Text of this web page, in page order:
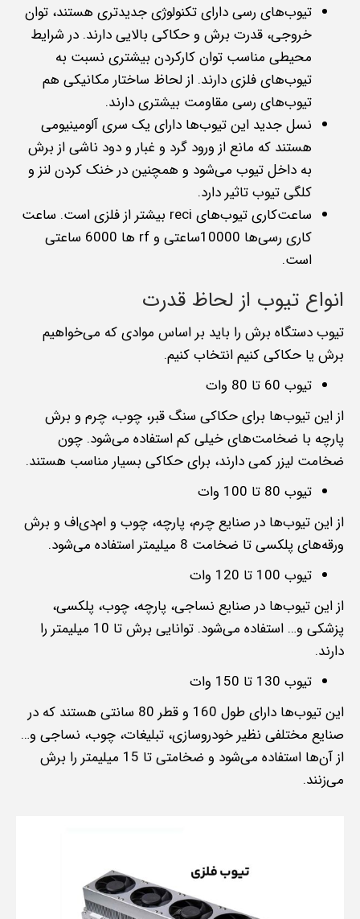
تیوب‌های رسی دارای تکنولوژی جدیدتری هستند، توان
خروجی، قدرت برش و حکاکی بالایی دارند. در شرایط
محیطی مناسب توان کارکردن بیشتری نسبت به
تیوب‌های فلزی دارند. از لحاظ ساختار مکانیکی هم
تیوب‌های رسی مقاومت بیشتری دارند.
نسل جدید این تیوب‌ها دارای یک سری آلومینیومی
هستند که مانع از ورود گرد و غبار و دود ناشی از برش
به داخل تیوب می‌شود و همچنین در خنک کردن لنز و
کلگی تیوب تاثیر دارد.
ساعت‌کاری تیوب‌های reci بیشتر از فلزی است. ساعت
کاری رسی‌ها 10000ساعتی و rf ها 6000 ساعتی
است.
انواع تیوب از لحاظ قدرت
تیوب دستگاه برش را باید بر اساس موادی که می‌خواهیم
برش یا حکاکی کنیم انتخاب کنیم.
تیوب 60 تا 80 وات
از این تیوب‌ها برای حکاکی سنگ قبر، چوب، چرم و برش
پارچه با ضخامت‌های خیلی کم استفاده می‌شود. چون
ضخامت لیزر کمی دارند، برای حکاکی بسیار مناسب هستند.
تیوب 80 تا 100 وات
از این تیوب‌ها در صنایع چرم، پارچه، چوب و ام‌دی‌اف و برش
ورقه‌های پلکسی تا ضخامت 8 میلیمتر استفاده می‌شود.
تیوب 100 تا 120 وات
از این تیوب‌ها در صنایع نساجی، پارچه، چوب، پلکسی،
پزشکی و… استفاده می‌شود. توانایی برش تا 10 میلیمتر را
دارند.
تیوب‌ 130 تا 150 وات
این تیوب‌ها دارای طول 160 و قطر 80 سانتی هستند که در
صنایع مختلفی نظیر خودروسازی، تبلیغات، چوب، نساجی و…
از آن‌ها استفاده می‌شود و ضخامتی تا 15 میلیمتر را برش
می‌زنند.